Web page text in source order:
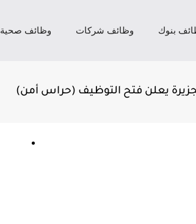
بنوك وظائف شركات وظائف صحية
يعلن فتح التوظيف (حراس أمن)